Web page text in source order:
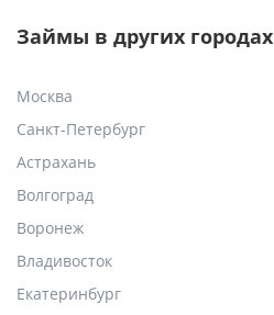
Займы в других городах
Москва
Санкт-Петербург
Астрахань
Волгоград
Воронеж
Владивосток
Екатеринбург